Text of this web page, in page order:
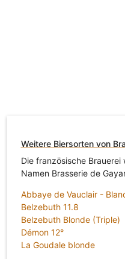
Weitere Biersorten von
Die französische
Namen Brasserie de
Abbaye de Vauclair -
Belzebuth 11.8
Belzebuth Blonde (Triple)
Démon 12°
La Goudale blonde